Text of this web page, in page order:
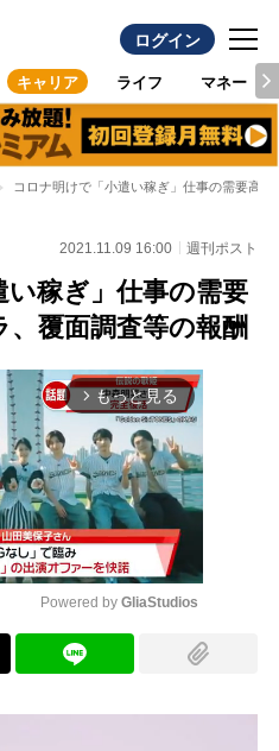
ログイン
キャリア ライフ マネー
コロナ明けで「小遣い稼ぎ」仕事の需要高
2021.11.09 16:00 週刊ポスト
稼ぎ」仕事の需要
覆面調査等の報酬
arrow_forward_ios もっと見る
Powered by GliaStudios